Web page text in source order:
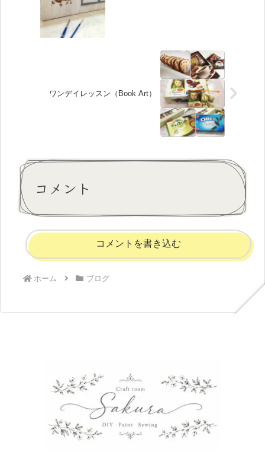
ワンデイレッスン（Book Art）
コメント
コメントを書き込む
ホーム ブログ